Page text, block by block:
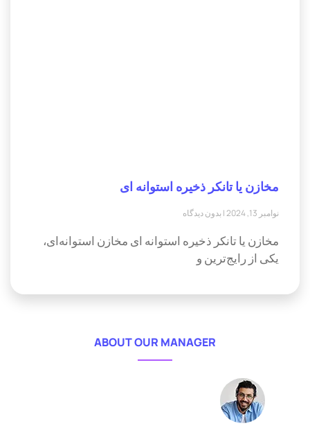
مخازن یا تانکر ذخیره استوانه ای
نوامبر 13, 2024 بدون دیدگاه
مخازن یا تانکر ذخیره استوانه ای مخازن استوانه‌ای،
یکی از رایج‌ترین و
ABOUT OUR MANAGER